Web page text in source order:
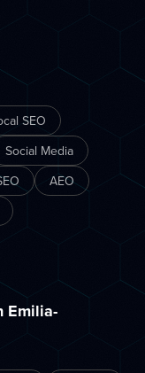
SEO
Social Media
AEO
Emilia-